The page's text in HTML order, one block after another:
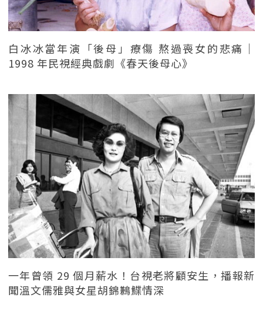
白冰冰當年演「後母」療傷 熬過喪女的悲痛｜
1998 年民視經典戲劇《春天後母心》
一年曾領 29 個月薪水！台視老將顧安生，播報新
聞溫文儒雅與女星胡錦鶼鰈情深